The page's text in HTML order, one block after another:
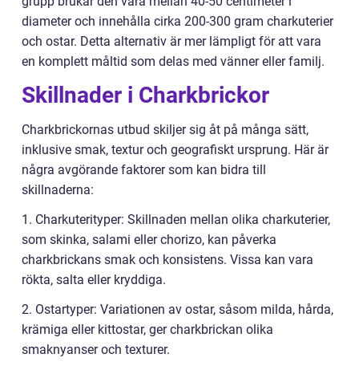
diameter och innehålla cirka 200-300 gram charkuterier
och ostar. Detta alternativ är mer lämpligt för att vara
en komplett måltid som delas med vänner eller familj.
Skillnader i Charkbrickor
Charkbrickornas utbud skiljer sig åt på många sätt,
inklusive smak, textur och geografiskt ursprung. Här är
några avgörande faktorer som kan bidra till
skillnaderna:
1. Charkuterityper: Skillnaden mellan olika charkuterier,
som skinka, salami eller chorizo, kan påverka
charkbrickans smak och konsistens. Vissa kan vara
rökta, salta eller kryddiga.
2. Ostartyper: Variationen av ostar, såsom milda, hårda,
krämiga eller kittostar, ger charkbrickan olika
smaknyanser och texturer.